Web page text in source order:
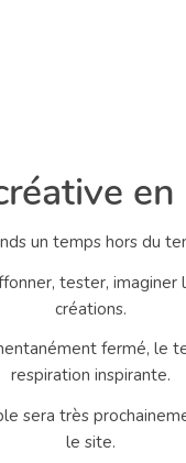
un temps hors du
tester, imaginer
créations.
fermé, le
respiration inspirante.
sera très
le site.